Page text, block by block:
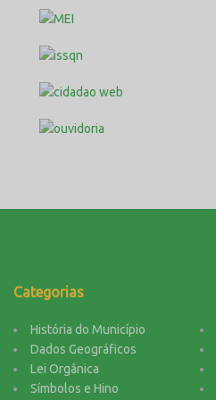
Categorias
História do Município
Dados Geográficos
Lei Orgânica
Símbolos e Hino